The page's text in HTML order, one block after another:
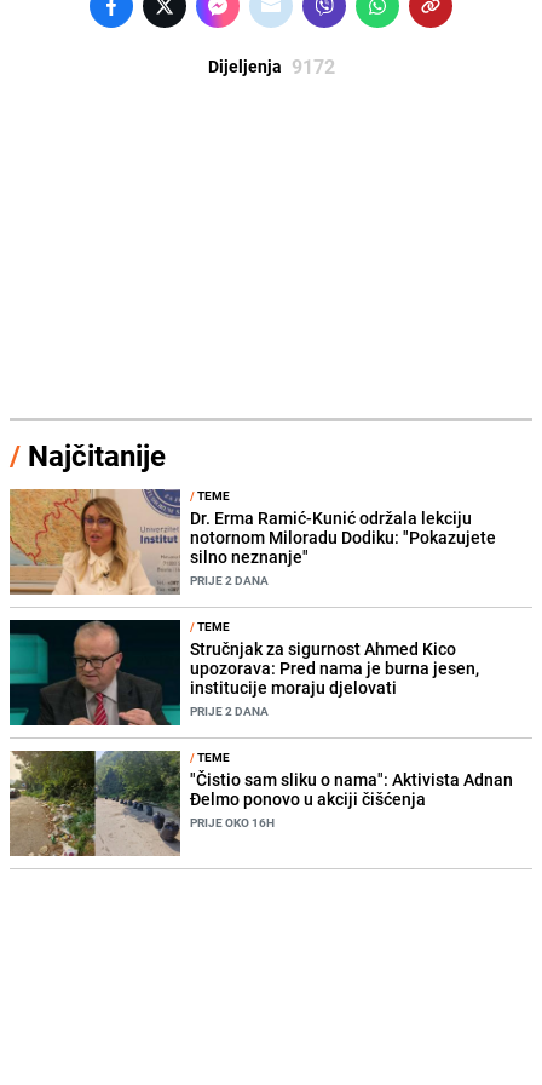
Dijeljenja 9172
/ Najčitanije
/TEME
Dr. Erma Ramić-Kunić održala lekciju
notornom Miloradu Dodiku: "Pokazujete
silno neznanje"
PRIJE 2 DANA
/TEME
Stručnjak za sigurnost Ahmed Kico
upozorava: Pred nama je burna jesen,
institucije moraju djelovati
PRIJE 2 DANA
/TEME
"Čistio sam sliku o nama": Aktivista Adnan
Đelmo ponovo u akciji čišćenja
PRIJE OKO 16H